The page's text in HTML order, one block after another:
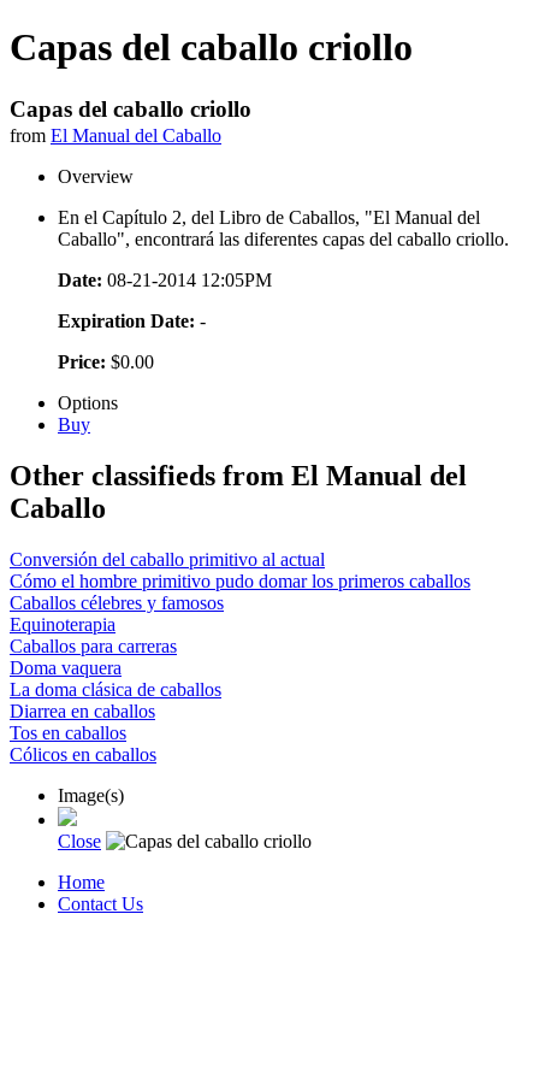
Capas del caballo criollo
Capas del caballo criollo
from El Manual del Caballo
Overview
En el Capítulo 2, del Libro de Caballos, "El Manual del
Caballo", encontrará las diferentes capas del caballo criollo.
Date: 08-21-2014 12:05PM
Expiration Date: -
Price: $0.00
Options
Buy
Other classifieds from El Manual del
Caballo
Conversión del caballo primitivo al actual
Cómo el hombre primitivo pudo domar los primeros caballos
Caballos célebres y famosos
Equinoterapia
Caballos para carreras
Doma vaquera
La doma clásica de caballos
Diarrea en caballos
Tos en caballos
Cólicos en caballos
Image(s)
Close
Home
Contact Us